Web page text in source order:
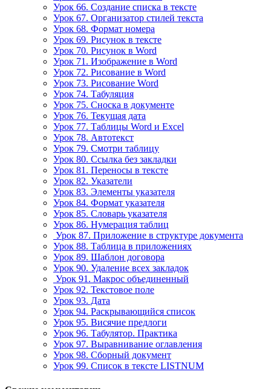
Урок 66. Создание списка в тексте
Урок 67. Организатор стилей текста
Урок 68. Формат номера
Урок 69. Рисунок в тексте
Урок 70. Рисунок в Word
Урок 71. Изображение в Word
Урок 72. Рисование в Word
Урок 73. Рисование Word
Урок 74. Табуляция
Урок 75. Сноска в документе
Урок 76. Текущая дата
Урок 77. Таблицы Word и Excel
Урок 78. Автотекст
Урок 79. Смотри таблицу
Урок 80. Ссылка без закладки
Урок 81. Переносы в тексте
Урок 82. Указатели
Урок 83. Элементы указателя
Урок 84. Формат указателя
Урок 85. Словарь указателя
Урок 86. Нумерация таблиц
Урок 87. Приложение в структуре документа
Урок 88. Таблица в приложениях
Урок 89. Шаблон договора
Урок 90. Удаление всех закладок
Урок 91. Макрос объединенный
Урок 92. Текстовое поле
Урок 93. Дата
Урок 94. Раскрывающийся список
Урок 95. Висячие предлоги
Урок 96. Табулятор. Практика
Урок 97. Выравнивание оглавления
Урок 98. Сборный документ
Урок 99. Список в тексте LISTNUM